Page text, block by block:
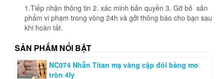
1.Tiếp nhận thông tin 2. xác minh bản quyền 3. Gỡ bỏ sản
phẩm vi phạm trong vòng 24h và gởi thông báo cho bạn sau
khi hoàn tất.
SẢN PHẨM NỔI BẬT
NC074 Nhẫn Titan mạ vàng cặp đôi bảng mo
tròn 4ly